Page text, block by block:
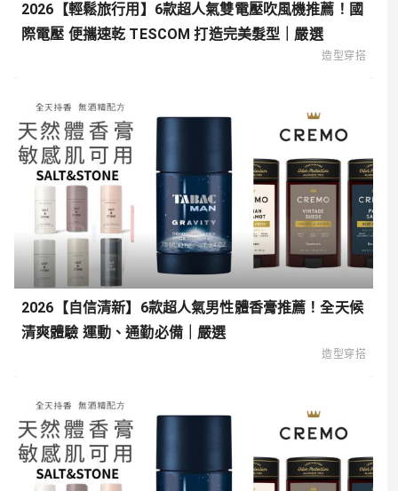
2026【輕鬆旅行用】6款超人氣雙電壓吹風機推薦！國
際電壓 便攜速乾 TESCOM 打造完美髮型｜嚴選
造型穿搭
2026【自信清新】6款超人氣男性體香膏推薦！全天候
清爽體驗 運動、通勤必備｜嚴選
造型穿搭